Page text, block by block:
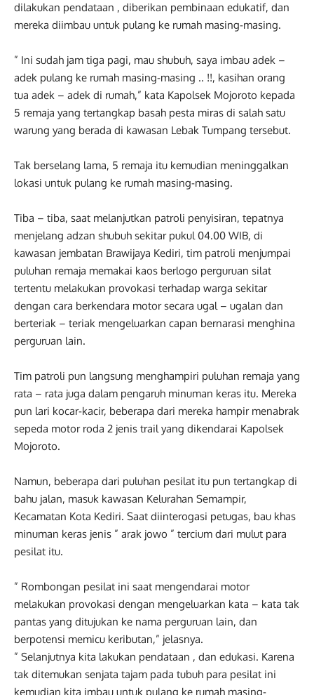
dilakukan pendataan , diberikan pembinaan edukatif, dan
mereka diimbau untuk pulang ke rumah masing-masing.
” Ini sudah jam tiga pagi, mau shubuh, saya imbau adek –
adek pulang ke rumah masing-masing .. !!, kasihan orang
tua adek – adek di rumah,” kata Kapolsek Mojoroto kepada
5 remaja yang tertangkap basah pesta miras di salah satu
warung yang berada di kawasan Lebak Tumpang tersebut.
Tak berselang lama, 5 remaja itu kemudian meninggalkan
lokasi untuk pulang ke rumah masing-masing.
Tiba – tiba, saat melanjutkan patroli penyisiran, tepatnya
menjelang adzan shubuh sekitar pukul 04.00 WIB, di
kawasan jembatan Brawijaya Kediri, tim patroli menjumpai
puluhan remaja memakai kaos berlogo perguruan silat
tertentu melakukan provokasi terhadap warga sekitar
dengan cara berkendara motor secara ugal – ugalan dan
berteriak – teriak mengeluarkan capan bernarasi menghina
perguruan lain.
Tim patroli pun langsung menghampiri puluhan remaja yang
rata – rata juga dalam pengaruh minuman keras itu. Mereka
pun lari kocar-kacir, beberapa dari mereka hampir menabrak
sepeda motor roda 2 jenis trail yang dikendarai Kapolsek
Mojoroto.
Namun, beberapa dari puluhan pesilat itu pun tertangkap di
bahu jalan, masuk kawasan Kelurahan Semampir,
Kecamatan Kota Kediri. Saat diinterogasi petugas, bau khas
minuman keras jenis ” arak jowo ” tercium dari mulut para
pesilat itu.
” Rombongan pesilat ini saat mengendarai motor
melakukan provokasi dengan mengeluarkan kata – kata tak
pantas yang ditujukan ke nama perguruan lain, dan
berpotensi memicu keributan,” jelasnya.
” Selanjutnya kita lakukan pendataan , dan edukasi. Karena
tak ditemukan senjata tajam pada tubuh para pesilat ini
kemudian kita imbau untuk pulang ke rumah masing-